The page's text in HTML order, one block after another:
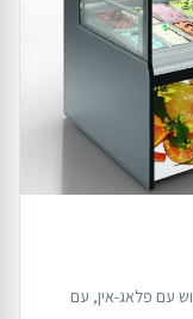
עם פלאג-אין, עם